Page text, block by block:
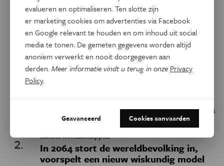
Facebook Twitter
Keuze van de redactie
Geschiedenis
op het uitsterven van de neanderthalers
Natuurwetenschappen
In 2064 stort de wereldbevolking in,
voorspelt een nieuw wiskundig model
evalueren en optimaliseren. Ten slotte zijn
er marketing cookies om advertenties via Facebook
en Google relevant te houden en om inhoud uit social
media te tonen. De gemeten gegevens worden altijd
anoniem verwerkt en nooit doorgegeven aan
derden.Meer informatie vindt u terug in onze Privacy
Policy.
Geavanceerd Cookies aanvaarden